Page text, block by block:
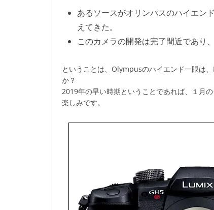
あるソースがオリンパスのハイエン
えてきた。
このカメラの開発は完了間近であり
ということは、Olympusのハイエンド一眼は
か？
2019年の早い時期ということであれば、１月
楽しみです。